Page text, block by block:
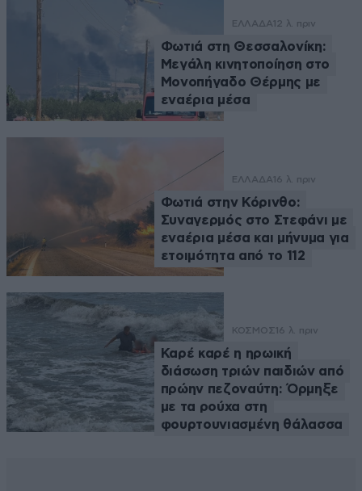
ΕΛΛΑΔΑ 12 λ. πριν
Φωτιά στη Θεσσαλονίκη:
Μεγάλη κινητοποίηση στο
Μονοπήγαδο Θέρμης με
εναέρια μέσα
ΕΛΛΑΔΑ 16 λ. πριν
Φωτιά στην Κόρινθο:
Συναγερμός στο Στεφάνι με
εναέρια μέσα και μήνυμα για
ετοιμότητα από το 112
ΚΟΣΜΟΣ 16 λ. πριν
Καρέ καρέ η ηρωική
διάσωση τριών παιδιών από
πρώην πεζοναύτη: Όρμηξε
με τα ρούχα στη
φουρτουνιασμένη θάλασσα